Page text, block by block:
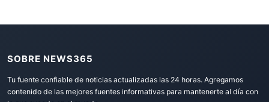
SOBRE NEWS365
Tu fuente confiable de noticias actualizadas las 24 horas. Agregamos
contenido de las mejores fuentes informativas para mantenerte al día con